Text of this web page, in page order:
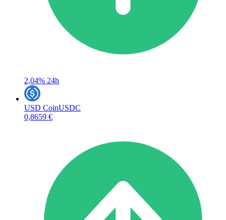
2,04% 24h
USD CoinUSDC
0,8659 €